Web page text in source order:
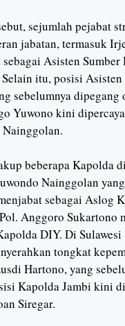
sejumlah pejabat
jabatan, termasuk
Asisten Sumber
itu, posisi
sebelumnya dipegang
Yuwono kini
beberapa Kapolda
Nainggolan
sebagai Aslog
Anggoro Sukartono
DIY. Di
tongkat
Hartono, yang
Kapolda Jambi kini
Siregar.